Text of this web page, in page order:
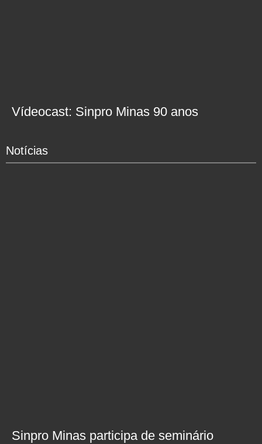
Vídeocast: Sinpro Minas 90 anos
Notícias
Sinpro Minas participa de seminário